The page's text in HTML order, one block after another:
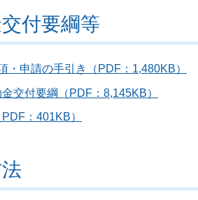
付要綱等
・申請の手引き（PDF：1,480KB）
交付要綱（PDF：8,145KB）
：401KB）